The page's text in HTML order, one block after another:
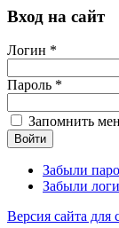
Вход на сайт
Логин *
Пароль *
Запомнить
Забыли
Забыли
Версия сайта для